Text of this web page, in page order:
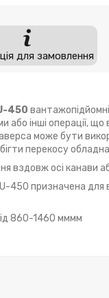
для замовлення
450
або інші
може бути
перекосу
вздовж осі канави
450 призначена
860-1460 мммм